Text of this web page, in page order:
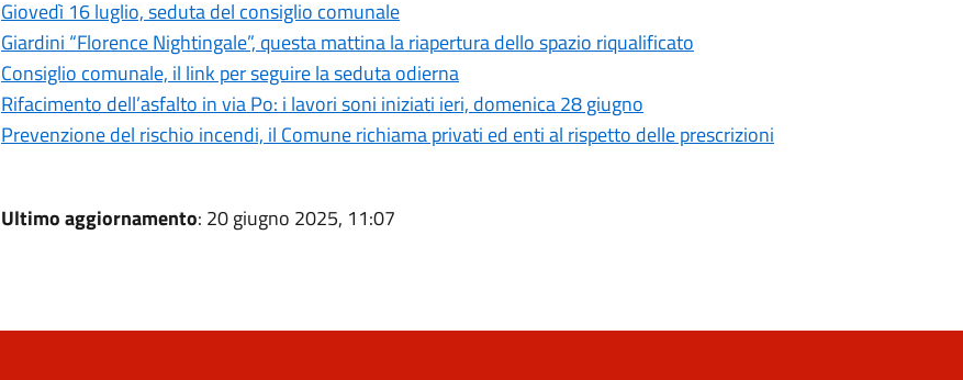
Giovedì 16 luglio, seduta del consiglio comunale
Giardini “Florence Nightingale”, questa mattina la riapertura dello spazio riqualificato
Consiglio comunale, il link per seguire la seduta odierna
Rifacimento dell’asfalto in via Po: i lavori soni iniziati ieri, domenica 28 giugno
Prevenzione del rischio incendi, il Comune richiama privati ed enti al rispetto delle prescrizioni
Ultimo aggiornamento: 20 giugno 2025, 11:07